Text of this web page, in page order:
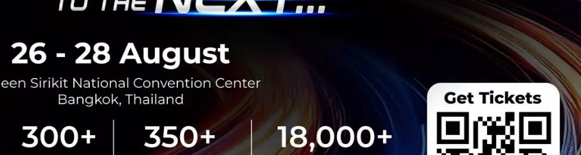
virgin Startup Entrepreneur richard branson
แชร์ประสบการณ์ธุรกิจ Startup กับ CEO Think of
Living
อีกหนึ่งควันหลงจากงาน Start it Up Conference 2015 โดย
บทความนี้เราจะมาสรุป 1 เซซชั่น ที่น่าสนใจโดยคุณบีม-เธียรรุจ
เว็บไซต์ Thi...